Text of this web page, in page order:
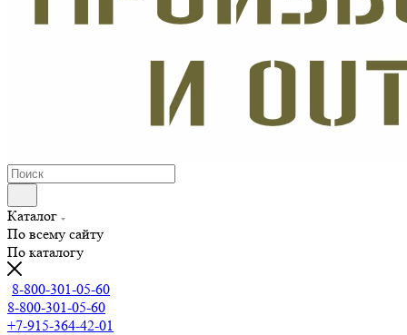
Каталог
По всему сайту
По каталогу
8-800-301-05-60
8-800-301-05-60
+7-915-364-42-01